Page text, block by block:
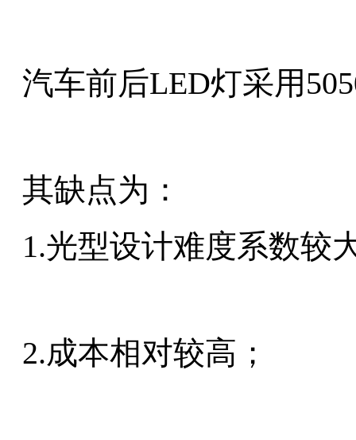
汽车前后LED灯采用
其缺点为：
1.光型设计难度系数较
2.成本相对较高；